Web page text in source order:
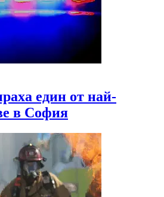
един от най-
в София